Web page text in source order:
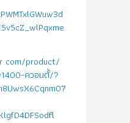
com/product/
ควอนตั้/?